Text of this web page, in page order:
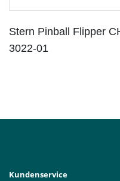
Stern Pinball Flipper
3022-01
Kundenservice